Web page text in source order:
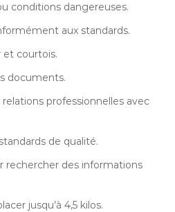
conditions dangereuses.
aux standards.
et courtois.
documents.
professionnelles avec
de qualité.
rechercher des informations
jusqu’à 4,5 kilos.